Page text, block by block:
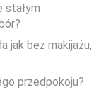
stałym
jak bez makijażu,
przedpokoju?